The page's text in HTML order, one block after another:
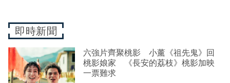
即時新聞
六強片齊聚桃影 小薰《祖先鬼》回
桃影娘家 《長安的荔枝》桃影加映
一票難求